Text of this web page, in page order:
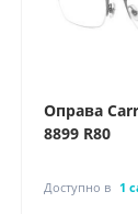
Оправа
8899 R80
Доступно в 1